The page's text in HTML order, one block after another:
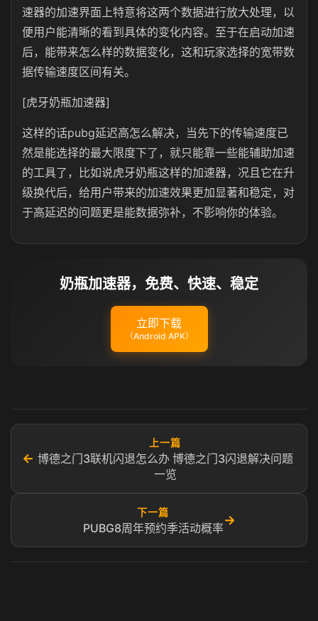
速器的加速界面上特意将这两个数据进行放大处理，以
便用户能清晰的看到具体的变化内容。至于在启动加速
后，能带来怎么样的数据变化，这和玩家选择的宽带数
据传输速度区间有关。
[虎牙奶瓶加速器]
这样的话pubg延迟高怎么解决，当先下的传输速度已
然是能选择的最大限度下了，就只能靠一些能辅助加速
的工具了，比如说虎牙奶瓶这样的加速器，况且它在升
级换代后，给用户带来的加速效果更加显著和稳定，对
于高延迟的问题更是能数据弥补，不影响你的体验。
奶瓶加速器，免费、快速、稳定
立即下载
（Android APK）
←
上一篇
博德之门3联机闪退怎么办 博德之门3闪退解决问题
一览
下一篇
PUBG8周年预约季活动概率
→